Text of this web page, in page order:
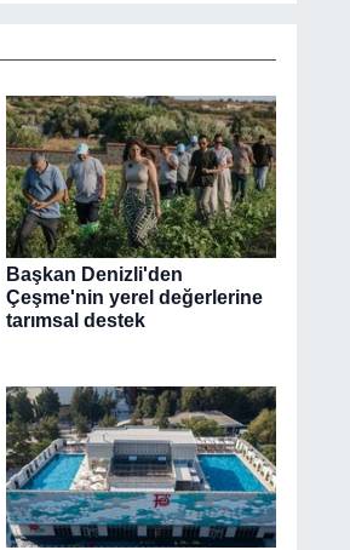
Başkan Denizli'den
Çeşme'nin yerel değerlerine
tarımsal destek